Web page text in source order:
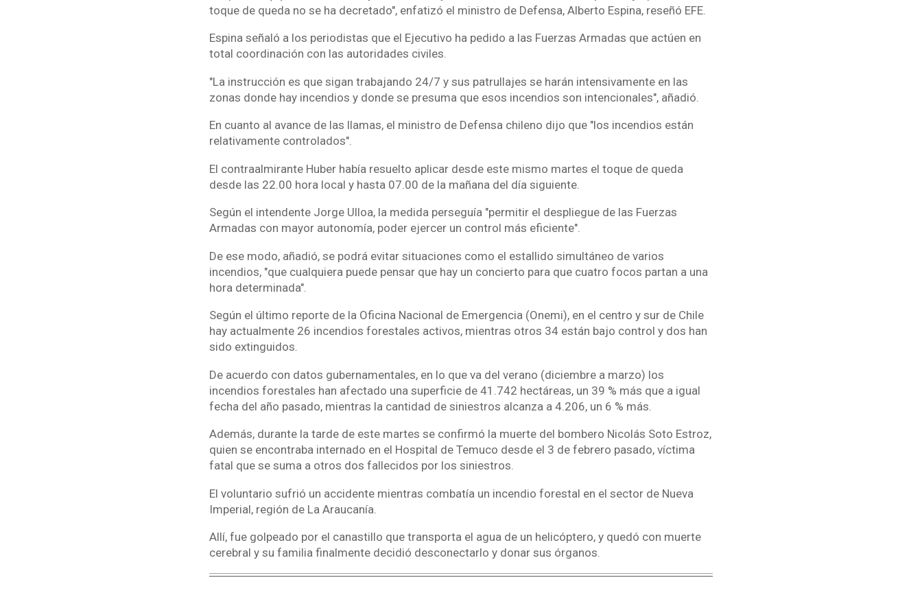
toque de queda no se ha decretado", enfatizó el ministro de Defensa, Alberto Espina, reseñó EFE.
Espina señaló a los periodistas que el Ejecutivo ha pedido a las Fuerzas Armadas que actúen en
total coordinación con las autoridades civiles.
"La instrucción es que sigan trabajando 24/7 y sus patrullajes se harán intensivamente en las
zonas donde hay incendios y donde se presuma que esos incendios son intencionales", añadió.
En cuanto al avance de las llamas, el ministro de Defensa chileno dijo que "los incendios están
relativamente controlados".
El contraalmirante Huber había resuelto aplicar desde este mismo martes el toque de queda
desde las 22.00 hora local y hasta 07.00 de la mañana del día siguiente.
Según el intendente Jorge Ulloa, la medida perseguía "permitir el despliegue de las Fuerzas
Armadas con mayor autonomía, poder ejercer un control más eficiente".
De ese modo, añadió, se podrá evitar situaciones como el estallido simultáneo de varios
incendios, "que cualquiera puede pensar que hay un concierto para que cuatro focos partan a una
hora determinada".
Según el último reporte de la Oficina Nacional de Emergencia (Onemi), en el centro y sur de Chile
hay actualmente 26 incendios forestales activos, mientras otros 34 están bajo control y dos han
sido extinguidos.
De acuerdo con datos gubernamentales, en lo que va del verano (diciembre a marzo) los
incendios forestales han afectado una superficie de 41.742 hectáreas, un 39 % más que a igual
fecha del año pasado, mientras la cantidad de siniestros alcanza a 4.206, un 6 % más.
Además, durante la tarde de este martes se confirmó la muerte del bombero Nicolás Soto Estroz,
quien se encontraba internado en el Hospital de Temuco desde el 3 de febrero pasado, víctima
fatal que se suma a otros dos fallecidos por los siniestros.
El voluntario sufrió un accidente mientras combatía un incendio forestal en el sector de Nueva
Imperial, región de La Araucanía.
Allí, fue golpeado por el canastillo que transporta el agua de un helicóptero, y quedó con muerte
cerebral y su familia finalmente decidió desconectarlo y donar sus órganos.